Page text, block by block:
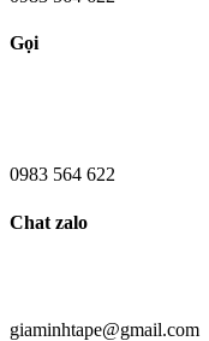
Gọi
0983 564 622
Chat zalo
giaminhtape@gmail.com